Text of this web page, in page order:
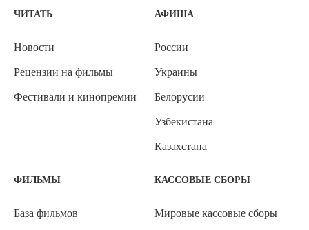
ЧИТАТЬ
Новости
Рецензии на фильмы
Фестивали и кинопремии
АФИША
России
Украины
Белорусии
Узбекистана
Казахстана
ФИЛЬМЫ
База фильмов
КАССОВЫЕ СБОРЫ
Мировые кассовые сборы